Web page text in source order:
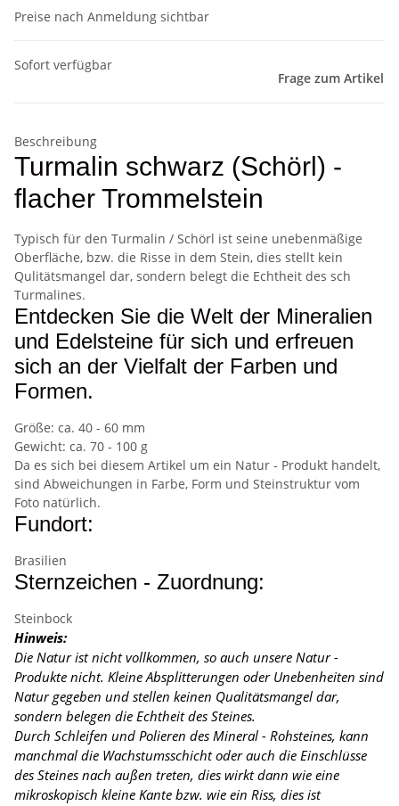
Preise nach Anmeldung sichtbar
Sofort verfügbar
Frage zum Artikel
Beschreibung
Turmalin schwarz (Schörl) -
flacher Trommelstein
Typisch für den Turmalin / Schörl ist seine unebenmäßige
Oberfläche, bzw. die Risse in dem Stein, dies stellt kein
Qulitätsmangel dar, sondern belegt die Echtheit des sch
Turmalines.
Entdecken Sie die Welt der Mineralien
und Edelsteine für sich und erfreuen
sich an der Vielfalt der Farben und
Formen.
Größe: ca. 40 - 60 mm
Gewicht: ca. 70 - 100 g
Da es sich bei diesem Artikel um ein Natur - Produkt handelt,
sind Abweichungen in Farbe, Form und Steinstruktur vom
Foto natürlich.
Fundort:
Brasilien
Sternzeichen - Zuordnung:
Steinbock
Hinweis:
Die Natur ist nicht vollkommen, so auch unsere Natur -
Produkte nicht. Kleine Absplitterungen oder Unebenheiten sind
Natur gegeben und stellen keinen Qualitätsmangel dar,
sondern belegen die Echtheit des Steines.
Durch Schleifen und Polieren des Mineral - Rohsteines, kann
manchmal die Wachstumsschicht oder auch die Einschlüsse
des Steines nach außen treten, dies wirkt dann wie eine
mikroskopisch kleine Kante bzw. wie ein Riss, dies ist